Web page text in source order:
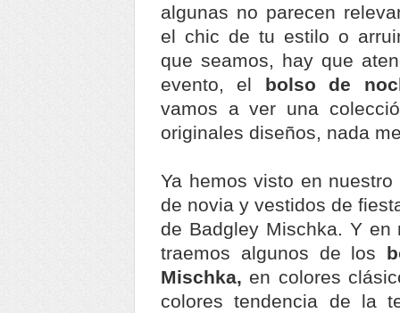
algunas no parecen
el chic de tu estilo o
que seamos, hay que
evento, el bolso de
vamos a ver una
originales diseños, nada
Ya hemos visto en
de novia y vestidos de
de Badgley Mischka. Y en
traemos algunos de los
Mischka, en colores
colores tendencia de la